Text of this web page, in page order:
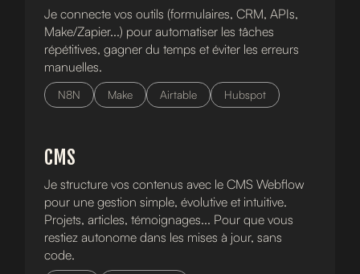
Je connecte vos outils (formulaires, CRM, APIs,
Make/Zapier...) pour automatiser les tâches
répétitives, gagner du temps et éviter les erreurs
manuelles.
N8N Make Airtable Hubspot
CMS
Je structure vos contenus avec le CMS Webflow
pour une gestion simple, évolutive et intuitive.
Projets, articles, témoignages... Pour que vous
restiez autonome dans les mises à jour, sans
code.